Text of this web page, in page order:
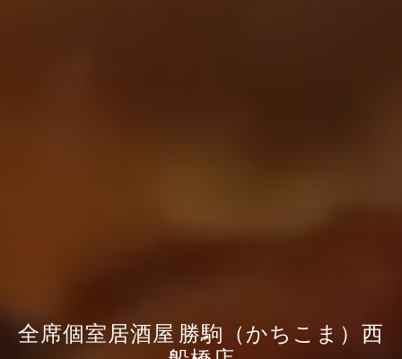
全席個室居酒屋 勝駒（かちこま）西